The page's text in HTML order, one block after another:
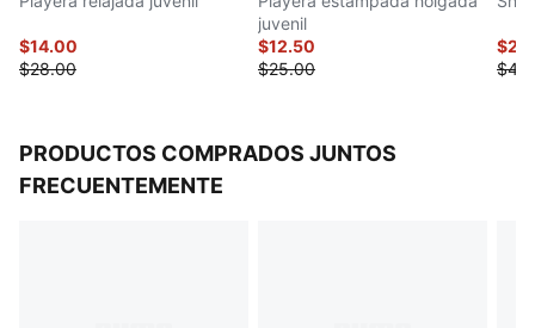
$14.00
$28.00
juvenil
$12.50
$25.00
PRODUCTOS COMPRADOS JUNTOS
FRECUENTEMENTE